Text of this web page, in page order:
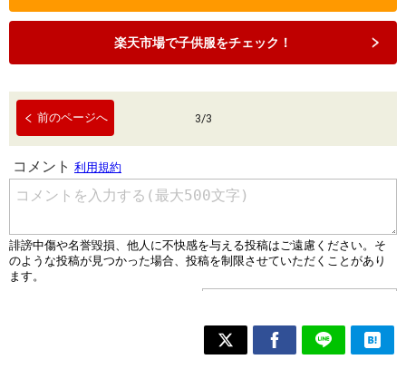
楽天市場で子供服をチェック！
前のページへ 3/3